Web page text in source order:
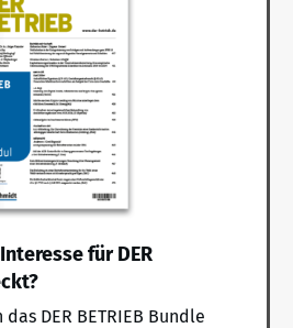
für DER
DER BETRIEB Bundle